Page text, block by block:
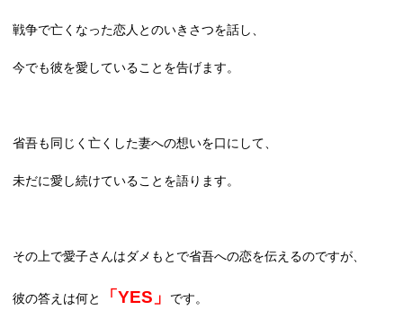
戦争で亡くなった恋人とのいきさつを話し、
今でも彼を愛していることを告げます。
省吾も同じく亡くした妻への想いを口にして、
未だに愛し続けていることを語ります。
その上で愛子さんはダメもとで省吾への恋を伝えるのですが、
彼の答えは何と 「YES 」 です。